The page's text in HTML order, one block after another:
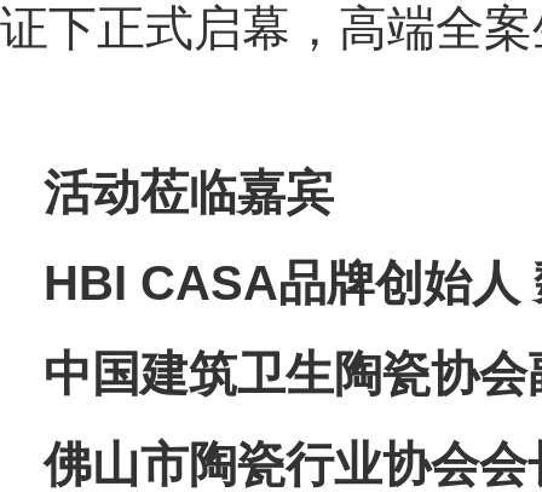
证下正式启幕，高端全
活动莅临嘉宾
HBI CASA品牌创始人
中国建筑卫生陶瓷协
佛山市陶瓷行业协会